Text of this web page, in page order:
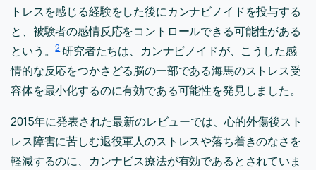
トレスを感じる経験をした後にカンナビノイドを投与する
と、被験者の感情反応をコントロールできる可能性がある
という。2研究者たちは、カンナビノイドが、こうした感
情的な反応をつかさどる脳の一部である海馬のストレス受
容体を最小化するのに有効である可能性を発見しました。
2015年に発表された最新のレビューでは、心的外傷後スト
レス障害に苦しむ退役軍人のストレスや落ち着きのなさを
軽減するのに、カンナビス療法が有効であるとされていま